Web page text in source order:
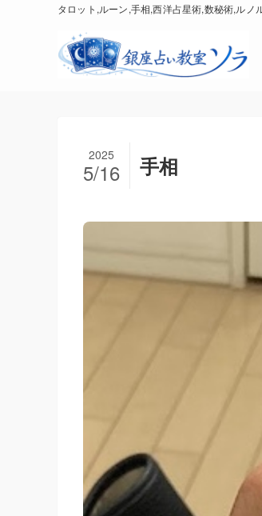
タロット,ルーン,手相,西洋占星術,数秘術,ル
手相
2025
5/16